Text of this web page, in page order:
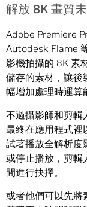
解放 8K 畫質
Adobe Premiere
Autodesk Flame
影機拍攝的 8K 素
儲存的素材，讓後
幅增加處理時運算
不過攝影師和剪輯
最終在應用程式裡
試著播放全解析度
或停止播放，剪輯
間進行抉擇。
或者他們可以先將